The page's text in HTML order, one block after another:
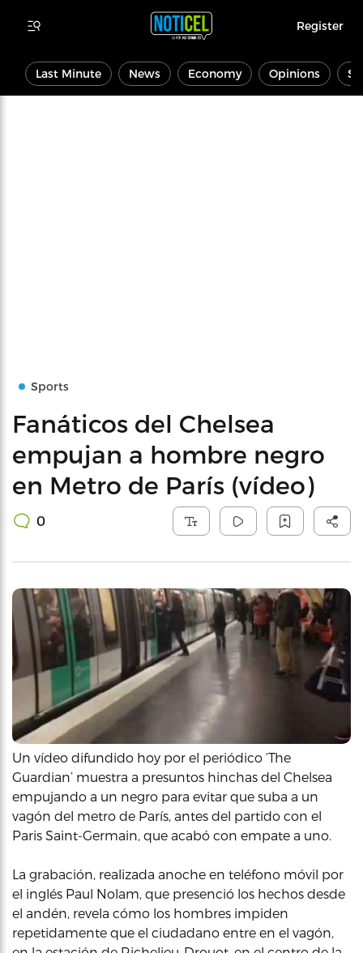
Register
Last Minute News Economy Opinions
Sports
Fanáticos del Chelsea
empujan a hombre negro
en Metro de París (vídeo)
0
Un vídeo difundido hoy por el periódico ‘The
Guardian’ muestra a presuntos hinchas del Chelsea
empujando a un negro para evitar que suba a un
vagón del metro de París, antes del partido con el
Paris Saint-Germain, que acabó con empate a uno.
La grabación, realizada anoche en teléfono móvil por
el inglés Paul Nolam, que presenció los hechos desde
el andén, revela cómo los hombres impiden
repetidamente que el ciudadano entre en el vagón,